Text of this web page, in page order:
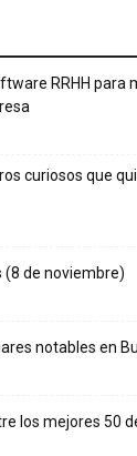
RRHH para
curiosos que
(8 de noviembre)
notables en
los mejores 50